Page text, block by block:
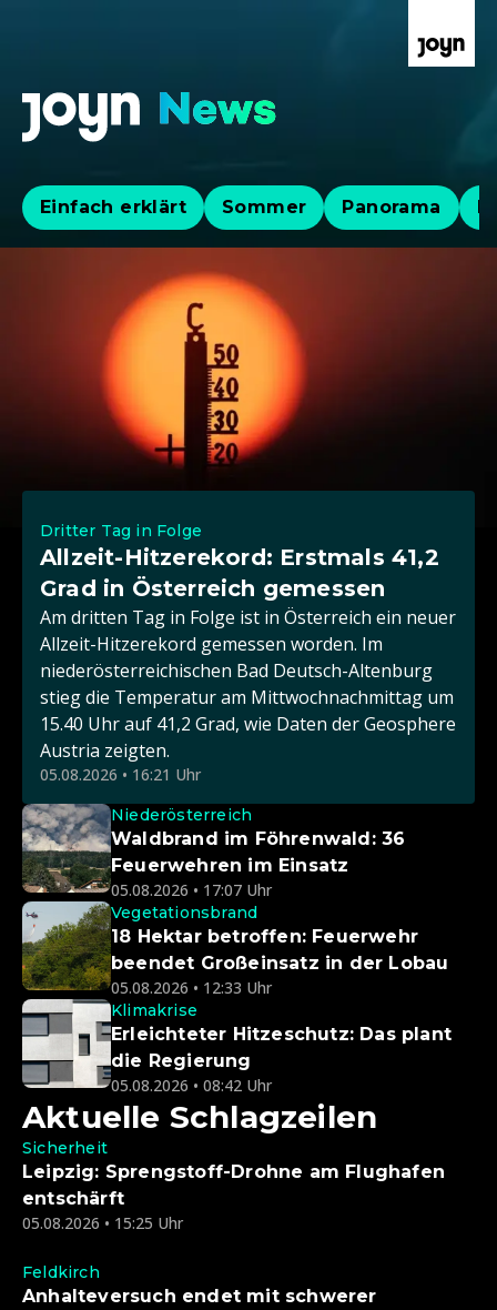
Einfach erklärt Sommer Panorama
Aktuelle News, Hintergründe &
Aktuelle Highlights
Dritter Tag in Folge
Allzeit-Hitzerekord: Erstmals 41,2
Grad in Österreich gemessen
Am dritten Tag in Folge ist in Österreich ein neuer
Allzeit-Hitzerekord gemessen worden. Im
niederösterreichischen Bad Deutsch-Altenburg
stieg die Temperatur am Mittwochnachmittag um
15.40 Uhr auf 41,2 Grad, wie Daten der Geosphere
Austria zeigten.
05.08.2026 • 16:21 Uhr
Niederösterreich
Waldbrand im Föhrenwald: 36
Feuerwehren im Einsatz
05.08.2026 • 17:07 Uhr
Vegetationsbrand
18 Hektar betroffen: Feuerwehr
beendet Großeinsatz in der Lobau
05.08.2026 • 12:33 Uhr
Klimakrise
Erleichteter Hitzeschutz: Das plant
die Regierung
05.08.2026 • 08:42 Uhr
Aktuelle Schlagzeilen
Sicherheit
Leipzig: Sprengstoff-Drohne am Flughafen
entschärft
05.08.2026 • 15:25 Uhr
Feldkirch
Anhalteversuch endet mit schwerer